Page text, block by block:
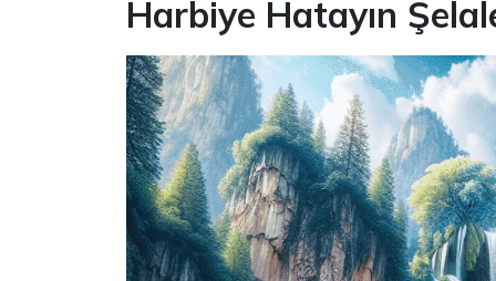
Harbiye Hatayın